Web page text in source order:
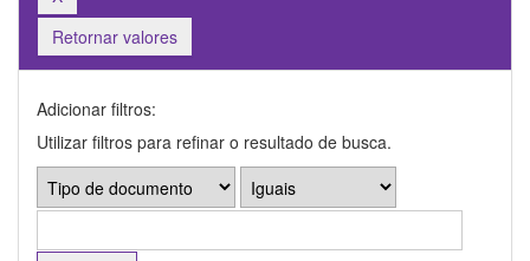
Retornar valores
Adicionar filtros:
Utilizar filtros para refinar o resultado de busca.